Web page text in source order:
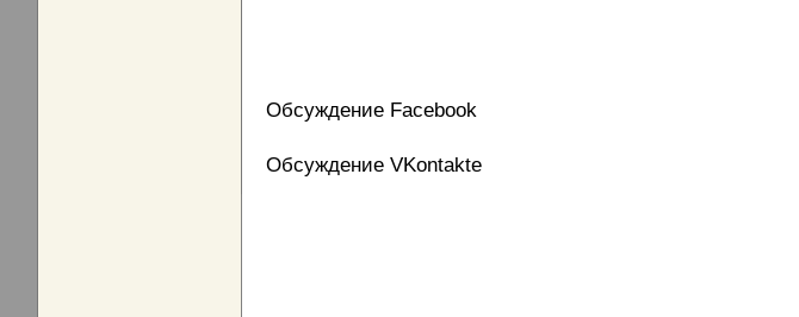
Обсуждение Facebook
Обсуждение VKontakte